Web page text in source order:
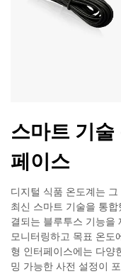
스마트 기술
페이스
디지털 식품 온도계는
최신 스마트 기술을 통
결되는 블루투스 기능을
모니터링하고 목표 온도
형 인터페이스에는 다양
밍 가능한 사전 설정이